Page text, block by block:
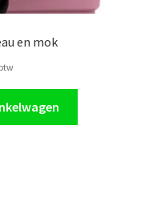
en mok